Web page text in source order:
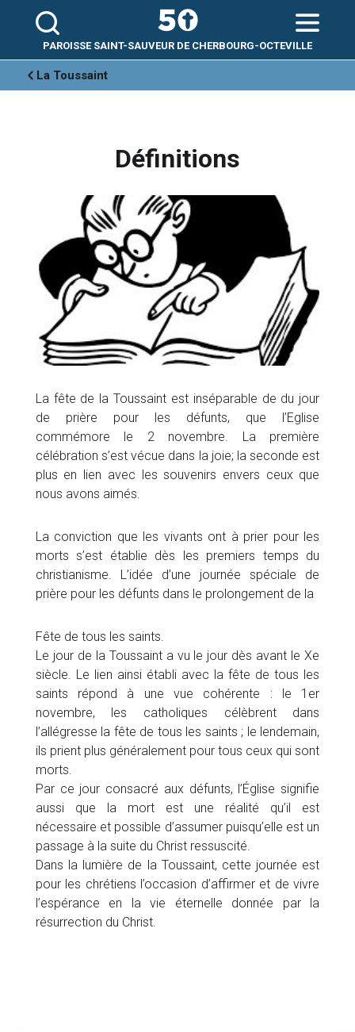
personnels
PAROISSE SAINT-SAUVEUR DE CHERBOURG-OCTEVILLE
La Toussaint
Définitions
La fête de la Toussaint est inséparable de du jour
de prière pour les défunts, que l’Eglise
commémore le 2 novembre. La première
célébration s’est vécue dans la joie; la seconde est
plus en lien avec les souvenirs envers ceux que
nous avons aimés.
La conviction que les vivants ont à prier pour les
morts s’est établie dès les premiers temps du
christianisme. L’idée d’une journée spéciale de
prière pour les défunts dans le prolongement de la
Fête de tous les saints.
Le jour de la Toussaint a vu le jour dès avant le Xe
siècle. Le lien ainsi établi avec la fête de tous les
saints répond à une vue cohérente : le 1er
novembre, les catholiques célèbrent dans
l’allégresse la fête de tous les saints ; le lendemain,
ils prient plus généralement pour tous ceux qui sont
morts.
Par ce jour consacré aux défunts, l’Église signifie
aussi que la mort est une réalité qu’il est
nécessaire et possible d’assumer puisqu’elle est un
passage à la suite du Christ ressuscité.
Dans la lumière de la Toussaint, cette journée est
pour les chrétiens l’occasion d’affirmer et de vivre
l’espérance en la vie éternelle donnée par la
résurrection du Christ.